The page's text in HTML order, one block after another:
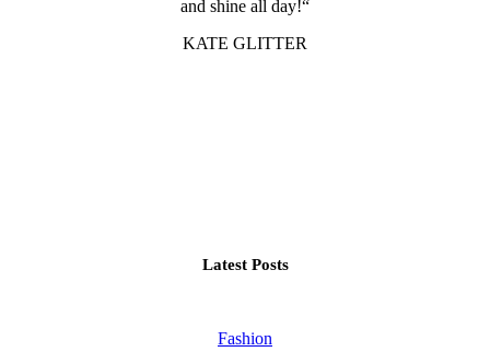
and shine all day!“
KATE GLITTER
Latest Posts
Fashion